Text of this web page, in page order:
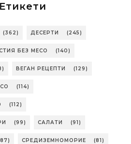
Етикети
(362) ДЕСЕРТИ (245)
БЕЗ МЕСО (140)
ВЕГАН РЕЦЕПТИ (129)
(114)
(112)
(99) САЛАТИ (91)
СРЕДИЗЕМНОМОРИЕ (81)